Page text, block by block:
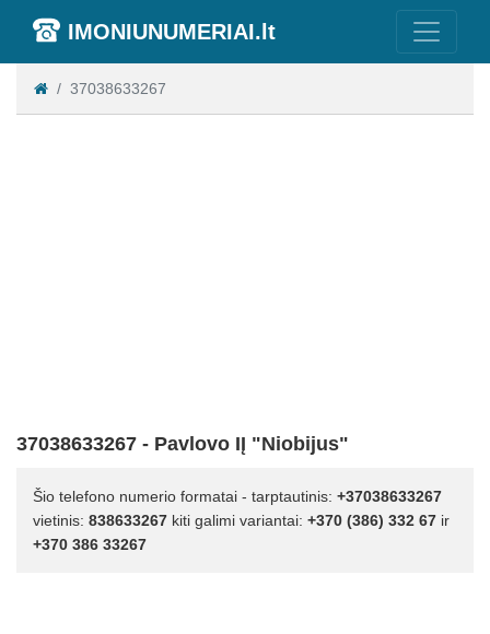
IMONIUNUMERIAI.lt
37038633267
37038633267 - Pavlovo IĮ "Niobijus"
Šio telefono numerio formatai - tarptautinis: +37038633267
vietinis: 838633267 kiti galimi variantai: +370 (386) 332 67 ir
+370 386 33267